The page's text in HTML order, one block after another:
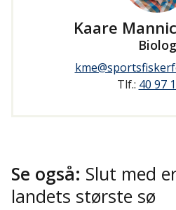
Kaare
Biolog
Tlf.: 40 97
Se også: Slut med
landets største sø